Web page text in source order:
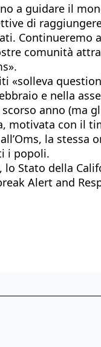
a guidare il
di
Continueremo
comunità
«solleva
e nella
anno
motivata con il
la
i popoli.
Stato della
Alert and